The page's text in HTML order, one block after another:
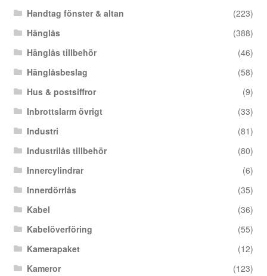
Handtag fönster & altan
(223)
Hänglås
(388)
Hänglås tillbehör
(46)
Hänglåsbeslag
(58)
Hus & postsiffror
(9)
Inbrottslarm övrigt
(33)
Industri
(81)
Industrilås tillbehör
(80)
Innercylindrar
(6)
Innerdörrlås
(35)
Kabel
(36)
Kabelöverföring
(55)
Kamerapaket
(12)
Kameror
(123)